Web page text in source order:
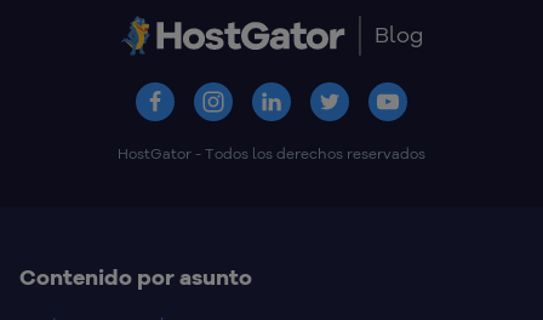
Blog
HostGator - Todos los derechos reservados
Contenido por asunto